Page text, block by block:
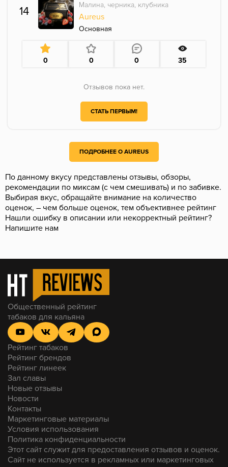
14 Малина, черника, клубника
Aureus
Основная
0 0 0 35
Отзывов пока нет.
СТАТЬ ПЕРВЫМ!
ПОДРОБНЕЕ О AUREUS
По данному вкусу представлены отзывы, обзоры,
рекомендации по миксам (с чем смешивать) и по забивке.
Выбирая вкус, обращайте внимание на количество
оценок, – чем больше оценок, тем объективнее рейтинг
Нашли ошибку в описании или некорректный рейтинг?
Напишите нам
Общественный рейтинг
табаков для кальяна
Рейтинг табаков
Рейтинг брендов
Рейтинг линеек
Зал славы
Новые отзывы
Новости
Контакты
Маркетинговые материалы
Условия использования
Политика конфиденциальности
Этот сайт служит для предоставления отзывов и оценок.
Сайт не используется в рекламных или маркетинговых